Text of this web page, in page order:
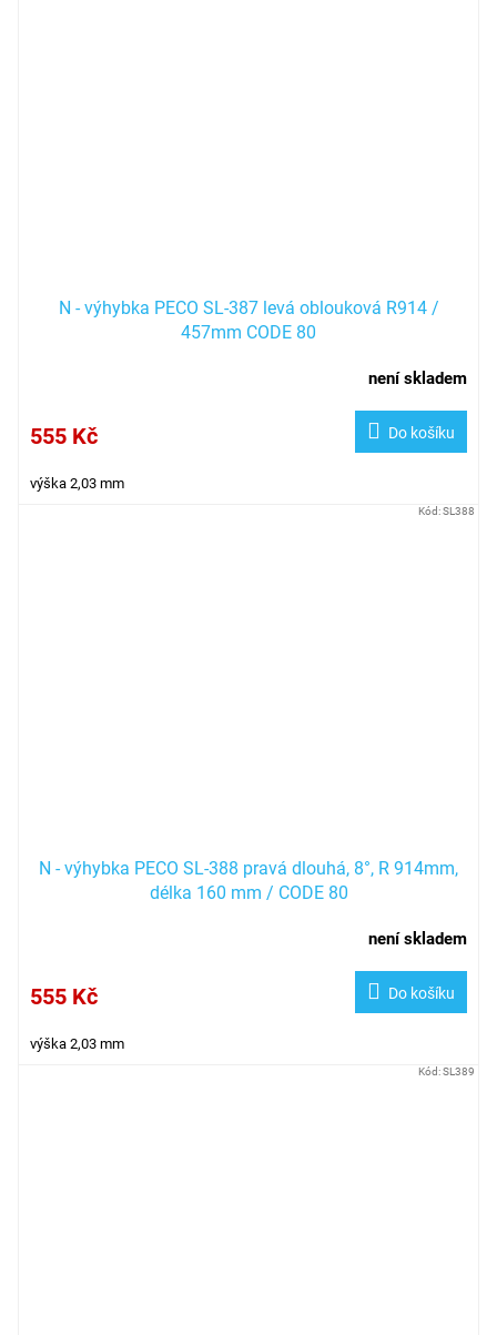
N - výhybka PECO SL-387 levá oblouková R914 /
457mm CODE 80
není skladem
555 Kč Do košíku
výška 2,03 mm
N - výhybka PECO SL-388 pravá dlouhá, 8°, R 914mm,
délka 160 mm / CODE 80
není skladem
555 Kč Do košíku
výška 2,03 mm
Kód:SL388
Kód:SL389